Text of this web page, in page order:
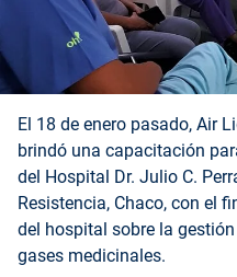
El 18 de enero pasado, Air
brindó una capacitación
del Hospital Dr. Julio C.
Resistencia, Chaco, con el
del hospital sobre la
gases medicinales.